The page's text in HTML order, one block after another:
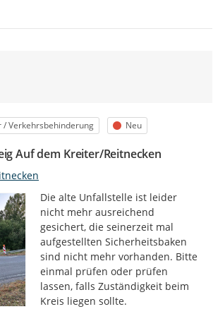
/ Verkehrsbehinderung Status
Neu
Auf dem Kreiter/Reitnecken
Die alte Unfallstelle ist leider
nicht mehr ausreichend
gesichert, die seinerzeit mal
aufgestellten Sicherheitsbaken
sind nicht mehr vorhanden. Bitte
einmal prüfen oder prüfen
lassen, falls Zuständigkeit beim
Kreis liegen sollte.